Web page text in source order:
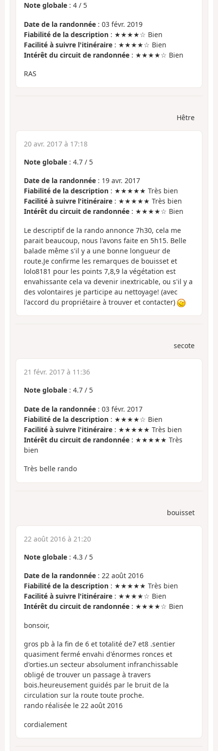
Note globale : 4 / 5
Date de la randonnée : 03 févr. 2019
Fiabilité de la description : ★★★★☆ Bien
Facilité à suivre l'itinéraire : ★★★★☆ Bien
Intérêt du circuit de randonnée : ★★★★☆ Bien
RAS
Hêtre
20 avr. 2017 à 17:18
Note globale : 4.7 / 5
Date de la randonnée : 19 avr. 2017
Fiabilité de la description : ★★★★★ Très bien
Facilité à suivre l'itinéraire : ★★★★★ Très bien
Intérêt du circuit de randonnée : ★★★★☆ Bien
Le descriptif de la rando annonce 7h30, cela me
parait beaucoup, nous l'avons faite en 5h15. Belle
balade même s'il y a une bonne longueur de
route.Je confirme les remarques de bouisset et
lolo8181 pour les points 7,8,9 la végétation est
envahissante cela va devenir inextricable, ou s'il y a
des volontaires je participe au nettoyage! (avec
l'accord du propriétaire à trouver et contacter)
secote
21 févr. 2017 à 11:36
Note globale : 4.7 / 5
Date de la randonnée : 03 févr. 2017
Fiabilité de la description : ★★★★☆ Bien
Facilité à suivre l'itinéraire : ★★★★★ Très bien
Intérêt du circuit de randonnée : ★★★★★ Très
bien
Très belle rando
bouisset
22 août 2016 à 21:20
Note globale : 4.3 / 5
Date de la randonnée : 22 août 2016
Fiabilité de la description : ★★★★★ Très bien
Facilité à suivre l'itinéraire : ★★★★☆ Bien
Intérêt du circuit de randonnée : ★★★★☆ Bien
bonsoir,
gros pb à la fin de 6 et totalité de7 et8 .sentier
quasiment fermé envahi d'énormes ronces et
d'orties.un secteur absolument infranchissable
obligé de trouver un passage à travers
bois.heureusement guidés par le bruit de la
circulation sur la route toute proche.
rando réalisée le 22 août 2016
cordialement